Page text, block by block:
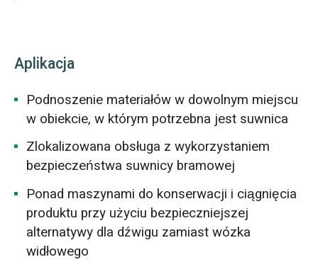
Aplikacja
Podnoszenie materiałów w dowolnym miejscu
w obiekcie, w którym potrzebna jest suwnica
Zlokalizowana obsługa z wykorzystaniem
bezpieczeństwa suwnicy bramowej
Ponad maszynami do konserwacji i ciągnięcia
produktu przy użyciu bezpieczniejszej
alternatywy dla dźwigu zamiast wózka
widłowego